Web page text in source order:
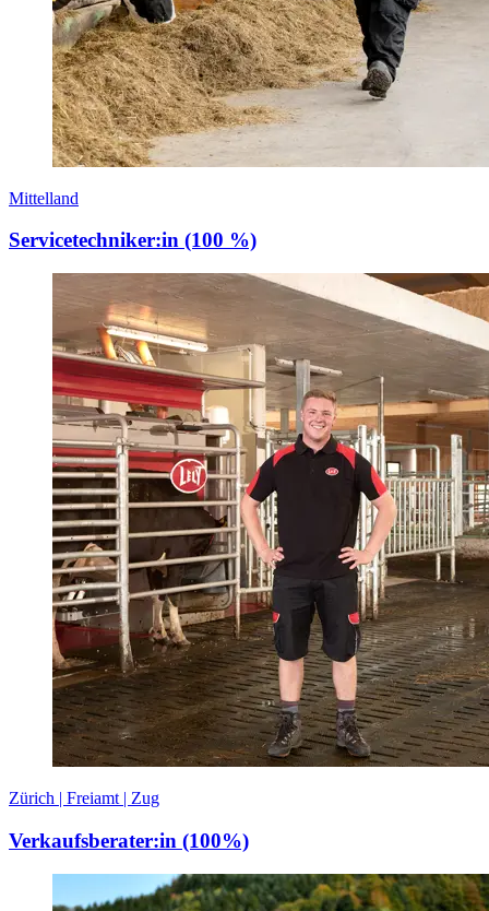
Mittelland
Servicetechniker:in (100 %)
Zürich | Freiamt | Zug
Verkaufsberater:in (100%)